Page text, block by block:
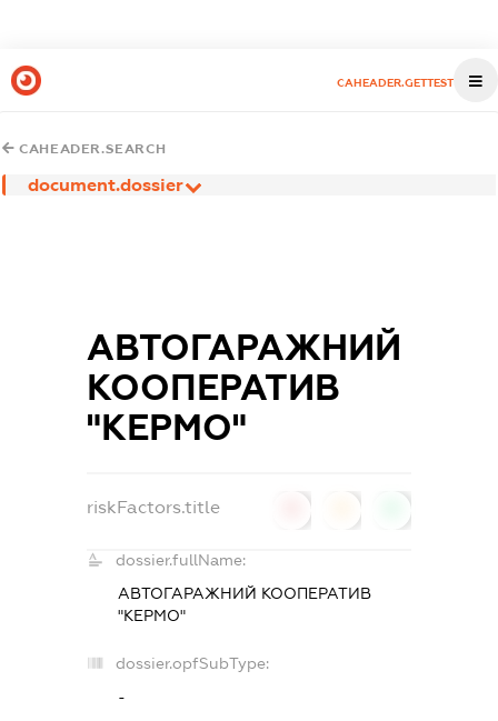
CAHEADER.GETTEST
CAHEADER.SEARCH
document.dossier
АВТОГАРАЖНИЙ
КООПЕРАТИВ
"КЕРМО"
riskFactors.title
dossier.fullName:
АВТОГАРАЖНИЙ КООПЕРАТИВ
"КЕРМО"
dossier.opfSubType:
-